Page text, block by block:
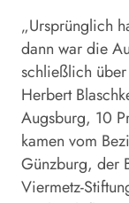
„Ursprünglich
dann war die
schließlich
Herbert
Augsburg, 10
kamen vom
Günzburg, der
Viermetz-